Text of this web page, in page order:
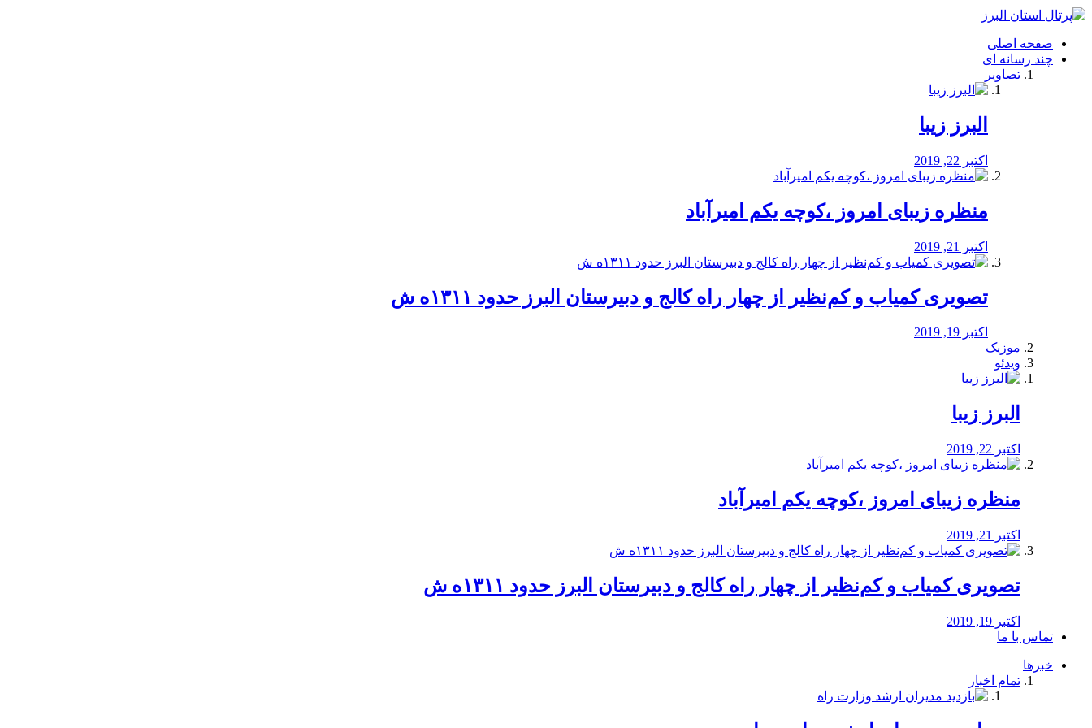
فصد
شرق
تهران
خشکشویی
صفحه اصلی
چند رسانه ای
تصاویر
البرز زیبا
اکتبر 22, 2019
منظره‌‌ زیبای امروز ،کوچه یکم امیرآباد
اکتبر 21, 2019
️تصویری کمیاب و کم‌نظیر از چهار راه كالج و دبيرستان البرز حدود ۱۳۱۱ه ش
اکتبر 19, 2019
موزیک
ویدئو
البرز زیبا
اکتبر 22, 2019
منظره‌‌ زیبای امروز ،کوچه یکم امیرآباد
اکتبر 21, 2019
️تصویری کمیاب و کم‌نظیر از چهار راه كالج و دبيرستان البرز حدود ۱۳۱۱ه ش
اکتبر 19, 2019
تماس با ما
خبرها
تمام اخبار